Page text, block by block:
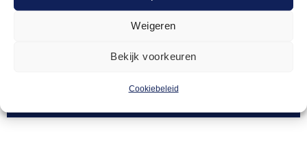
Weigeren
Bekijk voorkeuren
Cookiebeleid